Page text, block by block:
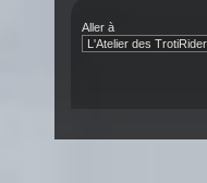
Aller à